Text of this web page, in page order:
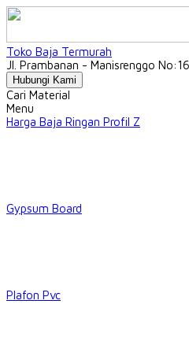
Toko Baja Termurah
Jl. Prambanan - Manisrenggo
Hubungi Kami
Cari Material
Menu
Harga Baja Ringan Profil Z
Gypsum Board
Plafon Pvc